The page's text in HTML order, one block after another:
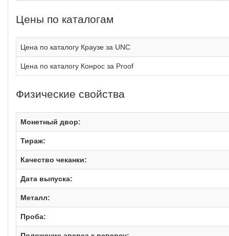
Цены по каталогам
Цена по каталогу Краузе за UNC
Цена по каталогу Конрос за Proof
Физические свойства
Монетный двор:
Тираж:
Качество чеканки:
Дата выпуска:
Металл:
Проба: